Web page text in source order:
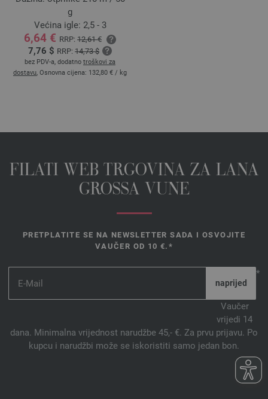
g
Većina igle: 2,5 - 3
6,64 € RRP: 12,61 €
7,76 $ RRP: 14,73 $
bez PDV-a, dodatno troškovi za
dostavu, Osnovna cijena: 132,80 € / kg
FILATI WEB TRGOVINA ZA LANA
GROSSA VUNE
PRETPLATITE SE NA NEWSLETTER SADA I OSVOJITE
VAUČER OD 10 €.*
*
Vaučer
vrijedi 14
dana. Minimalna vrijednost narudžbe 45,- €. Za prvu prijavu. Po
kupcu i narudžbi može se iskoristiti samo jedan bon.